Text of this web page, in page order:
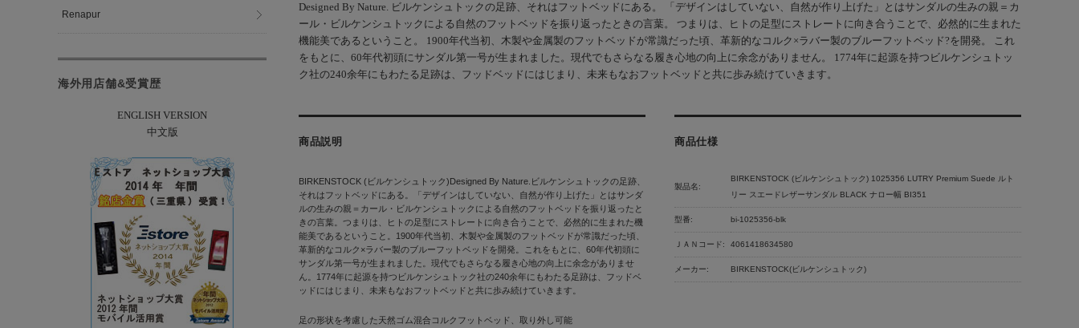
Designed By Nature. ビルケンシュトックの足跡、それはフットベッドにある。 「デザインはしていない、自然が作り上げた」とはサンダルの生みの親＝カ
ール・ビルケンシュトックによる自然のフットベッドを振り返ったときの言葉。 つまりは、ヒトの足型にストレートに向き合うことで、必然的に生まれた
機能美であるということ。 1900年代当初、木製や金属製のフットベッドが常識だった頃、革新的なコルク×ラバー製のブルーフットベッド?を開発。 これ
をもとに、60年代初頭にサンダル第一号が生まれました。現代でもさらなる履き心地の向上に余念がありません。 1774年に起源を持つビルケンシュトッ
ク社の240余年にもわたる足跡は、フッドベッドにはじまり、未来もなおフットベッドと共に歩み続けていきます。
商品説明
BIRKENSTOCK (ビルケンシュトック)Designed By Nature.ビルケンシュトックの足跡、
それはフットベッドにある。「デザインはしていない、自然が作り上げた」とはサンダ
ルの生みの親＝カール・ビルケンシュトックによる自然のフットベッドを振り返ったと
きの言葉。つまりは、ヒトの足型にストレートに向き合うことで、必然的に生まれた機
能美であるということ。1900年代当初、木製や金属製のフットベッドが常識だった頃、
革新的なコルク×ラバー製のブルーフットベッドを開発。これをもとに、60年代初頭に
サンダル第一号が生まれました。現代でもさらなる履き心地の向上に余念がありませ
ん。1774年に起源を持つビルケンシュトック社の240余年にもわたる足跡は、フッドベ
ッドにはじまり、未来もなおフットベッドと共に歩み続けていきます。
商品仕様
製品名:
BIRKENSTOCK (ビルケンシュトック) 1025356 LUTRY Premium Suede ルト
リー スエードレザーサンダル BLACK ナロー幅 BI351
型番: bi-1025356-blk
ＪＡＮコード: 4061418634580
メーカー: BIRKENSTOCK(ビルケンシュトック)
足の形状を考慮した天然ゴム混合コルクフットベッド、取り外し可能
Renapur
海外用店舗&受賞歴
ENGLISH VERSION
中文版